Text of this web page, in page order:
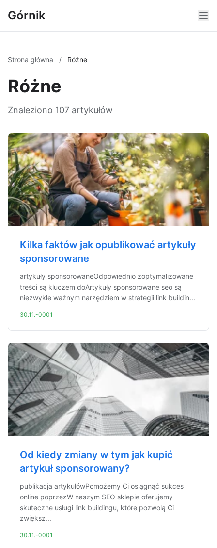
Górnik
Strona główna / Różne
Różne
Znaleziono 107 artykułów
Kilka faktów jak opublikować artykuły
sponsorowane
artykuły sponsorowaneOdpowiednio zoptymalizowane
treści są kluczem doArtykuły sponsorowane seo są
niezwykle ważnym narzędziem w strategii link buildin...
30.11.-0001
Od kiedy zmiany w tym jak kupić
artykuł sponsorowany?
publikacja artykułówPomożemy Ci osiągnąć sukces
online poprzezW naszym SEO sklepie oferujemy
skuteczne usługi link buildingu, które pozwolą Ci
zwiększ...
30.11.-0001